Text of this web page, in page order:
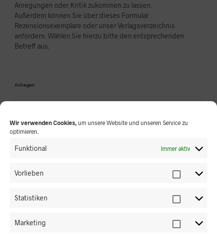
Wir verwenden Cookies, um unsere Website und unseren Service zu
optimieren.
Funktional Immer aktiv
Vorlieben
Statistiken
Marketing
Anregungen oder Kritik zukommen zu lassen.
Außerdem können Sie über dieses Formular
Rezensionsexemplare oder unser Verlagsverzeichnis
anfordern. Wählen Sie hierzu bitte den entsprechenden
Betreff aus.
Anliegen
NACHNAME *